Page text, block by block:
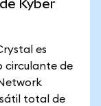
Kyber
es
circulante de
total de